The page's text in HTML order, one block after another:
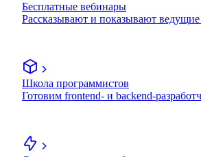
Бесплатные вебинары
Рассказывают и показывают
Школа программистов
Готовим frontend- и backend-